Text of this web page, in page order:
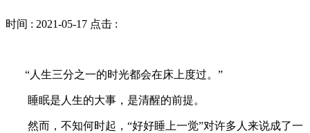
时间 : 2021-05-17 点击 :
“人生三分之一的时光都会在床上度过。”
睡眠是人生的大事，是清醒的前提。
然而，不知何时起，“好好睡上一觉”对许多人来说成了一